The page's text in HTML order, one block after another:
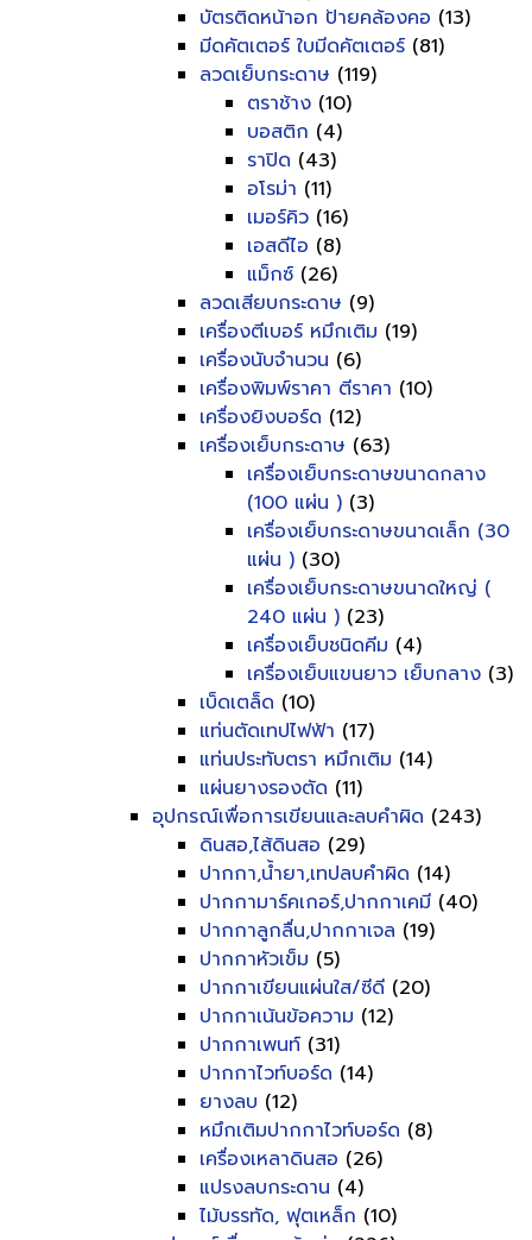
บัตรติดหน้าอก ป้ายคล้องคอ (13)
มีดคัตเตอร์ ใบมีดคัตเตอร์ (81)
ลวดเย็บกระดาษ (119)
ตราช้าง (10)
บอสติก (4)
ราปิด (43)
อโรม่า (11)
เมอร์คิว (16)
เอสดีไอ (8)
แม็กซ์ (26)
ลวดเสียบกระดาษ (9)
เครื่องตีเบอร์ หมึกเติม (19)
เครื่องนับจำนวน (6)
เครื่องพิมพ์ราคา ตีราคา (10)
เครื่องยิงบอร์ด (12)
เครื่องเย็บกระดาษ (63)
เครื่องเย็บกระดาษขนาดกลาง
(100 แผ่น ) (3)
เครื่องเย็บกระดาษขนาดเล็ก (30
แผ่น ) (30)
เครื่องเย็บกระดาษขนาดใหญ่ (
240 แผ่น ) (23)
เครื่องเย็บชนิดคีม (4)
เครื่องเย็บแขนยาว เย็บกลาง (3)
เบ็ดเตล็ด (10)
แท่นตัดเทปไฟฟ้า (17)
แท่นประทับตรา หมึกเติม (14)
แผ่นยางรองตัด (11)
อุปกรณ์เพื่อการเขียนและลบคำผิด (243)
ดินสอ,ไส้ดินสอ (29)
ปากกา,น้ำยา,เทปลบคำผิด (14)
ปากกามาร์คเกอร์,ปากกาเคมี (40)
ปากกาลูกลื่น,ปากกาเจล (19)
ปากกาหัวเข็ม (5)
ปากกาเขียนแผ่นใส/ซีดี (20)
ปากกาเน้นข้อความ (12)
ปากกาเพนท์ (31)
ปากกาไวท์บอร์ด (14)
ยางลบ (12)
หมึกเติมปากกาไวท์บอร์ด (8)
เครื่องเหลาดินสอ (26)
แปรงลบกระดาน (4)
ไม้บรรทัด, ฟุตเหล็ก (10)